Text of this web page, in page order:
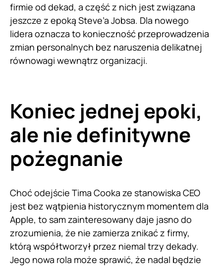
firmie od dekad, a część z nich jest związana
jeszcze z epoką Steve’a Jobsa. Dla nowego
lidera oznacza to konieczność przeprowadzenia
zmian personalnych bez naruszenia delikatnej
równowagi wewnątrz organizacji.
Koniec jednej epoki,
ale nie definitywne
pożegnanie
Choć odejście Tima Cooka ze stanowiska CEO
jest bez wątpienia historycznym momentem dla
Apple, to sam zainteresowany daje jasno do
zrozumienia, że nie zamierza znikać z firmy,
którą współtworzył przez niemal trzy dekady.
Jego nowa rola może sprawić, że nadal będzie